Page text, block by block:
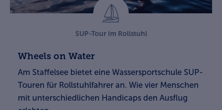
SUP-Tour im Rollstuhl
Wheels on Water
Am Staffelsee bietet eine Wassersportschule SUP-
Touren für Rollstuhlfahrer an. Wie vier Menschen
mit unterschiedlichen Handicaps den ­Ausflug